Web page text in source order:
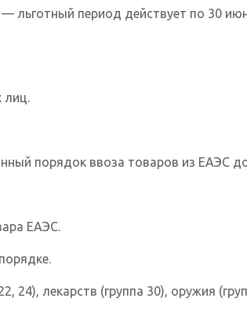
льготный период действует по 30
лиц.
порядок ввоза товаров из ЕАЭС
ЕАЭС.
лекарств (группа 30), оружия